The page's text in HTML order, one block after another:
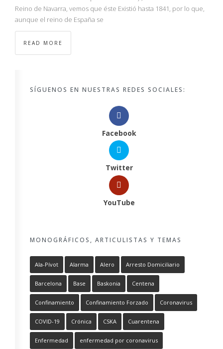
Reino de Navarra, vemos que éste Existió hasta 1841, por lo que,
aunque el reino de España se
READ MORE
SÍGUENOS EN NUESTRAS REDES SOCIALES:
Facebook
Twitter
YouTube
MONOGRÁFICOS, ARTICULISTAS Y TEMAS
Ala-Pívot Alarma Alero Arresto Domiciliario
Barcelona Base Baskonia Centena
Confinamiento Confinamiento Forzado Coronavirus
COVID-19 Crónica CSKA Cuarentena
Enfermedad enfermedad por coronavirus